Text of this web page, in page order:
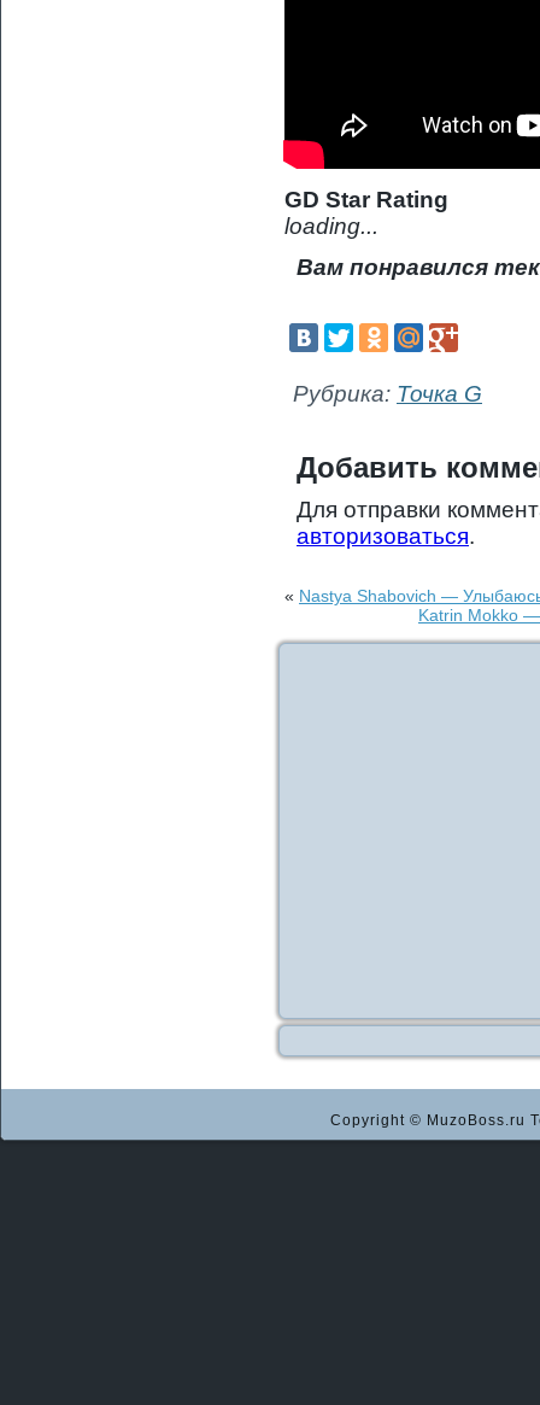
GD Star Rating
loading...
Вам понравился
Рубрика: Точка G
Добавить
Для отправки
авторизоваться.
« Nastya Shabovich —
Katrin Mokko
Copyright © MuzoBoss.ru